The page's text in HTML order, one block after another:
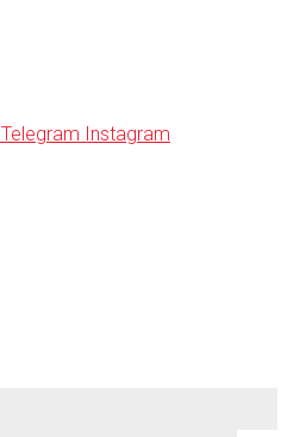
Telegram Instagram